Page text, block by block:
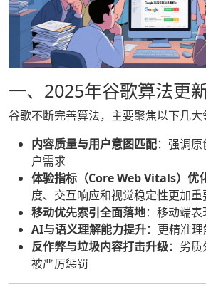
一、2025年谷歌算法更
谷歌不断完善算法，主要聚焦以下几大
内容质量与用户意图匹配：强调
户需求
体验指标（Core Web Vitals）优
度、交互响应和视觉稳定性更加重
移动优先索引全面落地：移动端
AI与语义理解能力提升：更精准
反作弊与垃圾内容打击升级：劣
被严厉惩罚